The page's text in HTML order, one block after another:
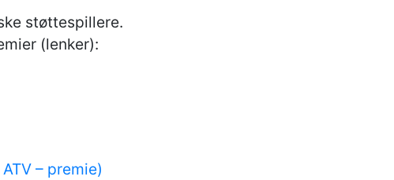
støttespillere.
(lenker):
– premie)